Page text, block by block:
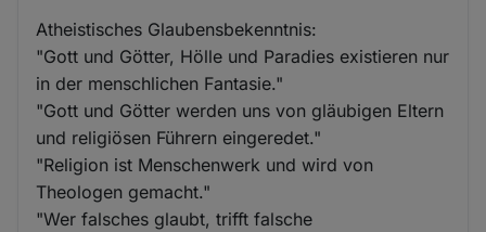
Atheistisches Glaubensbekenntnis:
"Gott und Götter, Hölle und Paradies existieren nur
in der menschlichen Fantasie."
"Gott und Götter werden uns von gläubigen Eltern
und religiösen Führern eingeredet."
"Religion ist Menschenwerk und wird von
Theologen gemacht."
"Wer falsches glaubt, trifft falsche